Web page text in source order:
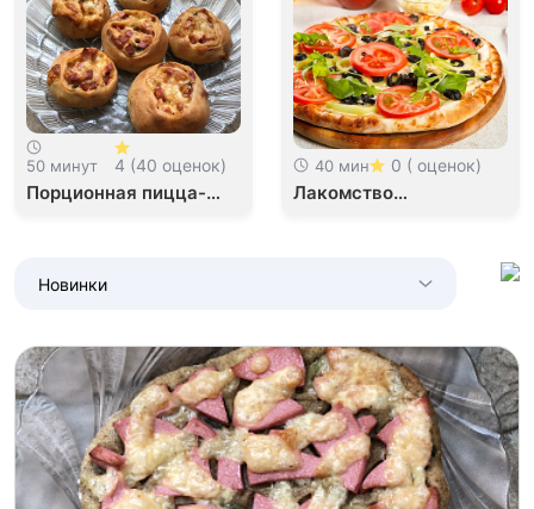
50 минут 4 (40 оценок)
Порционная пицца-
40 мин 0 ( оценок)
Лакомство
Новинки